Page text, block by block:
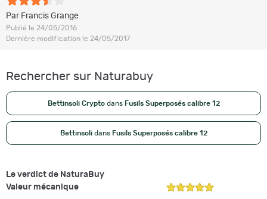
Par Francis Grange
Publié le 24/05/2016
Dernière modification le 24/05/2017
Rechercher sur Naturabuy
Bettinsoli Cryptodans Fusils Superposés calibre 12
Bettinsolidans Fusils Superposés calibre 12
Le verdict de NaturaBuy
Valeur mécanique